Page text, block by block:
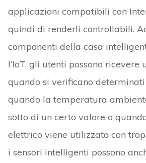
applicazioni compatibili con
quindi di renderli controllabili.
componenti della casa
l’IoT, gli utenti possono ricevere
quando si verificano
quando la temperatura
sotto di un certo valore o
elettrico viene utilizzato con
i sensori intelligenti possono